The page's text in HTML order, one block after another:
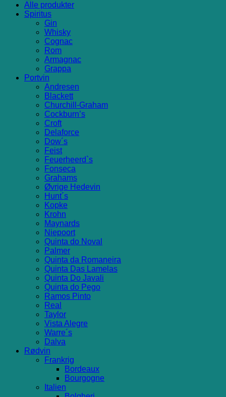
Alle produkter
Spiritus
Gin
Whisky
Cognac
Rom
Armagnac
Grappa
Portvin
Andresen
Blackett
Churchill-Graham
Cockburn’s
Croft
Delaforce
Dow´s
Feist
Feuerheerd`s
Fonseca
Grahams
Øvrige Hedevin
Hunt´s
Kopke
Krohn
Maynards
Niepoort
Quinta do Noval
Palmer
Quinta da Romaneira
Quinta Das Lamelas
Quinta Do Javali
Quinta do Pego
Ramos Pinto
Real
Taylor
Vista Alegre
Warre´s
Dalva
Rødvin
Frankrig
Bordeaux
Bourgogne
Italien